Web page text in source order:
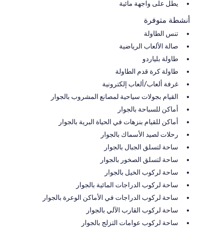
يطل على واجهة مائية
أنشطة متوفرة
تنس الطاولة
صالة الألعاب الرياضية
طاولة بلياردو
طاولة كرة قدم الطاولة
غرفة ألعاب/ألعاب إلكترونية
القيام بجولات سياحية لمصانع المشروب بالجوار
أماكن للسباحة بالجوار
أماكن للقيام بنزهات في الحياة البرية بالجوار
رحلات لصيد الأسماك بالجوار
ساحة لتسلق الجبال بالجوار
ساحة لتسلق الصخور بالجوار
ساحة لركوب الخيل بالجوار
ساحة لركوب الدراجات المائية بالجوار
ساحة لركوب الدراجات في الأماكن الوعرة بالجوار
ساحة لركوب القارب الآلي بالجوار
ساحة لركوب عوامات التزلج بالجوار